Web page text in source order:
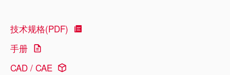
技术规格(PDF)
手册
CAD / CAE